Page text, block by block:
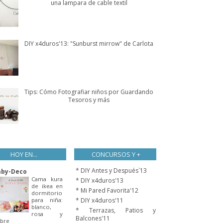
una lampara de cable textil
DIY x4duros'13: "Sunburst mirrow" de Carlota
Tips: Cómo Fotografiar niños por Guardando
Tesoros y más
HOY EN...
Deco
Cama kura
de ikea en
dormitorio
para niña:
blanco,
rosa y
CONCURSOS Y +
* DIY Antes y Después`13
* DIY x4duros'13
* Mi Pared Favorita'12
* DIY x4duros'11
* Terrazas, Patios y
Balcones'11